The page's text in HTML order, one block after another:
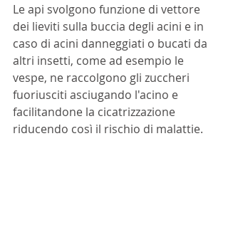
Le api svolgono funzione di vettore
dei lieviti sulla buccia degli acini e in
caso di acini danneggiati o bucati da
altri insetti, come ad esempio le
vespe, ne raccolgono gli zuccheri
fuoriusciti asciugando l'acino e
facilitandone la cicatrizzazione
riducendo così il rischio di malattie.